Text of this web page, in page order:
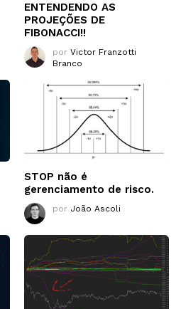
ENTENDENDO AS
PROJEÇÕES DE
FIBONACCI!!
por Victor Franzotti
Branco
STOP não é
gerenciamento de risco.
por João Ascoli